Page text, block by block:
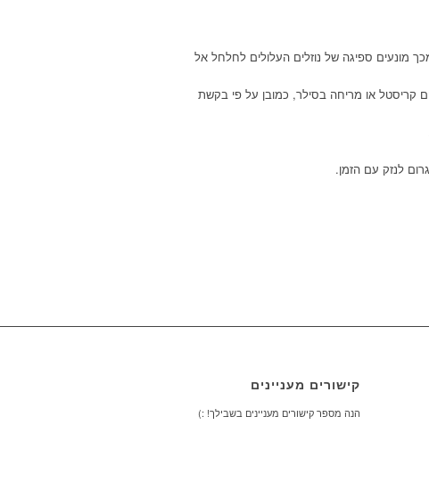
מונעים ספיגה של נוזלים העלולים לחלחל אל
קריסטל או מריחה בסילר, כמובן על פי בקשת
לנזק עם הזמן.
קישורים מעניינים
הנה מספר קישורים מעניינים בשבילך! :)